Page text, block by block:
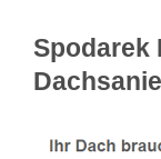
Spodarek